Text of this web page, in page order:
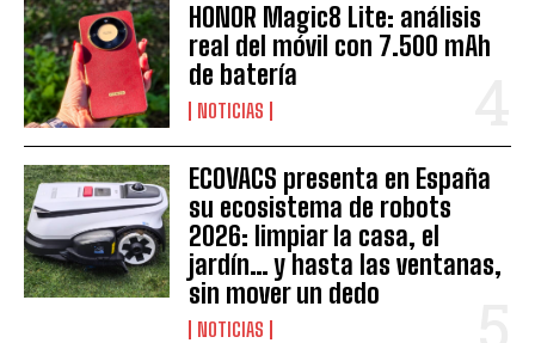
HONOR Magic8 Lite: análisis
real del móvil con 7.500 mAh
de batería
NOTICIAS
ECOVACS presenta en España
su ecosistema de robots
2026: limpiar la casa, el
jardín… y hasta las ventanas,
sin mover un dedo
NOTICIAS